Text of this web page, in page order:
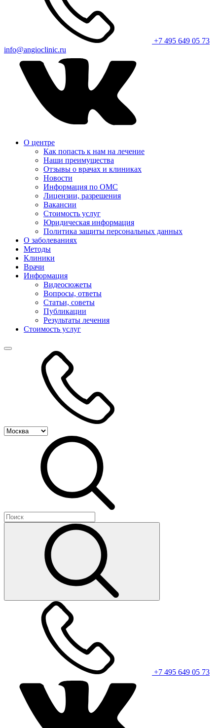
+7 495 649 05 73
info@angioclinic.ru
О центре
Как попасть к нам на лечение
Наши преимущества
Отзывы о врачах и клиниках
Новости
Информация по ОМС
Лицензии, разрешения
Вакансии
Стоимость услуг
Юридическая информация
Политика защиты персональных данных
О заболеваниях
Методы
Клиники
Врачи
Информация
Видеосюжеты
Вопросы, ответы
Статьи, советы
Публикации
Результаты лечения
Стоимость услуг
+7 495 649 05 73